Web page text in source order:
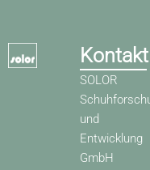
Kontakt
SOLOR
und
Entwicklung
GmbH